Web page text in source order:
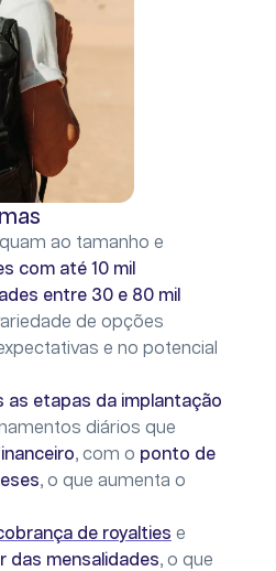
ao tamanho e
com até 10 mil
entre 30 e 80 mil
de opções
e no potencial
as etapas da implantação
diários que
, com o ponto de
, o que aumenta o
de royalties e
das mensalidades, o que